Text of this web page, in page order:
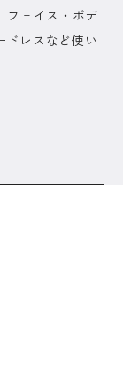
フェイス・ボデ
ドレスなど使い